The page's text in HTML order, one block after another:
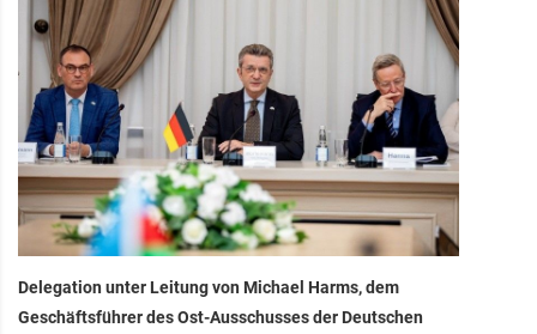
Delegation unter Leitung von Michael Harms, dem
Geschäftsführer des Ost-Ausschusses der Deutschen